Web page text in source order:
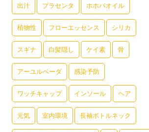
出汁 プラセンタ ホホバオイル
植物性 フローエッセンス シリカ
スギナ 白髪隠し ケイ素 骨
アーユルベーダ 感染予防
ワッチキャップ インソール ヘア
元気 室内環境 長袖ボトルネック